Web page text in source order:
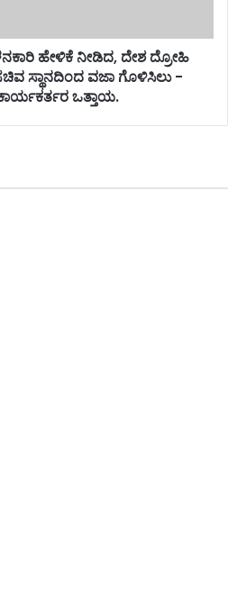
ಹೇಳಿಕೆ ನೀಡಿದ, ದೇಶ ದ್ರೋಹಿ
ಸ್ಥಾನದಿಂದ ವಜಾ ಗೊಳಿಸಿಲು -
ಒತ್ತಾಯ.